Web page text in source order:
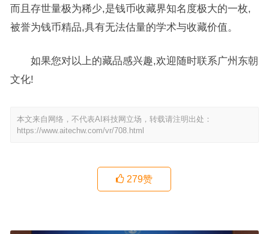
而且存世量极为稀少,是钱币收藏界知名度极大的一枚,
被誉为钱币精品,具有无法估量的学术与收藏价值。
如果您对以上的藏品感兴趣,欢迎随时联系广州东朝
文化!
本文来自网络，不代表AI科技网立场，转载请注明出处：
https://www.aitechw.com/vr/708.html
279赞